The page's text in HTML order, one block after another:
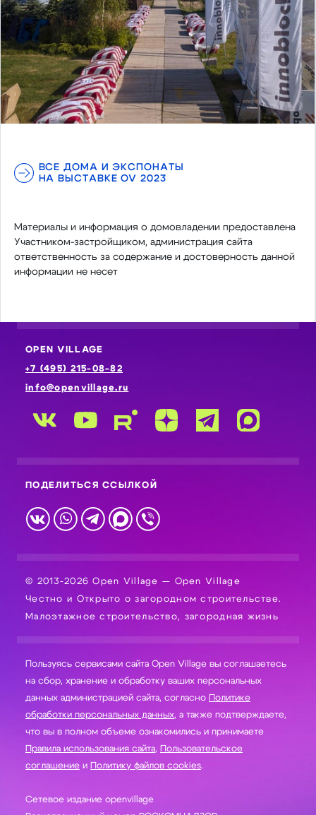
ВСЕ ДОМА И ЭКСПОНАТЫ
НА ВЫСТАВКЕ OV 2023
Материалы и информация о домовладении предоставлена
Участником-застройщиком, администрация сайта
ответственность за содержание и достоверность данной
информации не несет
OPEN VILLAGE
+7 (495) 215-08-82
info@openvillage.ru
ПОДЕЛИТЬСЯ ССЫЛКОЙ
© 2013-2026 Open Village — Open Village
Честно и Открыто о загородном строительстве.
Малоэтажное строительство, загородная жизнь
Пользуясь сервисами сайта Open Village вы соглашаетесь
на сбор, хранение и обработку ваших персональных
данных администрацией сайта, согласно Политике
обработки персональных данных, а также подтверждаете,
что вы в полном объеме ознакомились и принимаете
Правила использования сайта, Пользовательское
соглашение и Политику файлов cookies.
Сетевое издание openvillage